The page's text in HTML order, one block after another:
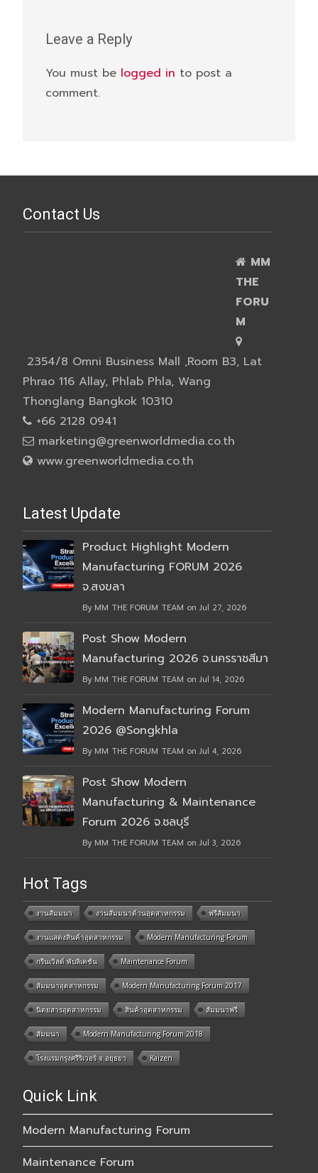
Leave a Reply
You must be logged in to post a
comment.
Contact Us
MM
THE
FORU
M
2354/8 Omni Business Mall ,Room B3, Lat
Phrao 116 Allay, Phlab Phla, Wang
Thonglang Bangkok 10310
+66 2128 0941
marketing@greenworldmedia.co.th
www.greenworldmedia.co.th
Latest Update
Product Highlight Modern
Manufacturing FORUM 2026
จ.สงขลา
By MM THE FORUM TEAM on Jul 27, 2026
Post Show Modern
Manufacturing 2026 จ.นครราชสีมา
By MM THE FORUM TEAM on Jul 14, 2026
Modern Manufacturing Forum
2026 @Songkhla
By MM THE FORUM TEAM on Jul 4, 2026
Post Show Modern
Manufacturing & Maintenance
Forum 2026 จ.ชลบุรี
By MM THE FORUM TEAM on Jul 3, 2026
Hot Tags
งานสัมมนา งานสัมมนาด้านอุตสาหกรรม ฟรีสัมมนา
งานแสดงสินค้าอุตสาหกรรม Modern Manufacturing Forum
กรีนเวิลด์ พับลิเคชั่น Maintenance Forum
สัมมนาอุตสาหกรรม Modern Manufacturing Forum 2017
นิตยสารอุตสาหกรรม สินค้าอุตสาหกรรม สัมมนาฟรี
สัมมนา Modern Manufacturing Forum 2018
โรงแรมกรุงศรีริเวอร์ จ.อยุธยา Kaizen
Quick Link
Modern Manufacturing Forum
Maintenance Forum